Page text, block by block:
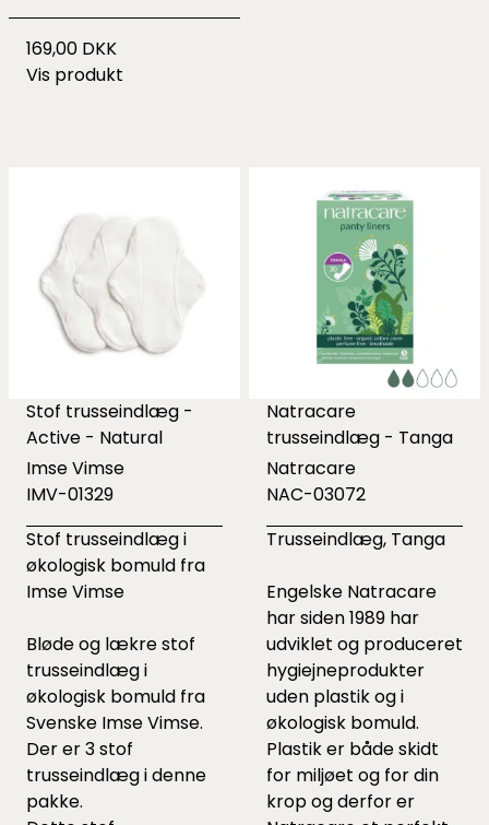
169,00 DKK
Vis produkt
Stof trusseindlæg -
Active - Natural
Imse Vimse
IMV-01329
Stof trusseindlæg i
økologisk bomuld fra
Imse Vimse
Bløde og lækre stof
trusseindlæg i
økologisk bomuld fra
Svenske Imse Vimse.
Der er 3 stof
trusseindlæg i denne
pakke.
Natracare
trusseindlæg - Tanga
Natracare
NAC-03072
Trusseindlæg, Tanga
Engelske Natracare
har siden 1989 har
udviklet og produceret
hygiejneprodukter
uden plastik og i
økologisk bomuld.
Plastik er både skidt
for miljøet og for din
krop og derfor er